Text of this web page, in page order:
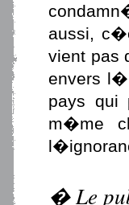
aussi,
vient pas
envers
pays
m�me
� Le